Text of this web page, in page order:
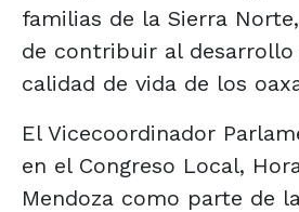
familias de la Sierra
de contribuir al
calidad de vida de los
El Vicecoordinador
en el Congreso Local,
Mendoza como parte de